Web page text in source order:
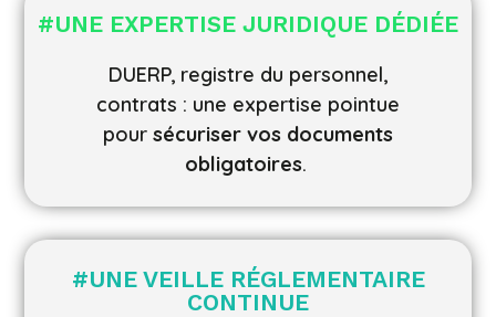
#UNE EXPERTISE JURIDIQUE DÉDIÉE
DUERP, registre du personnel,
contrats : une expertise pointue
pour sécuriser vos documents
obligatoires.
#UNE VEILLE RÉGLEMENTAIRE
CONTINUE